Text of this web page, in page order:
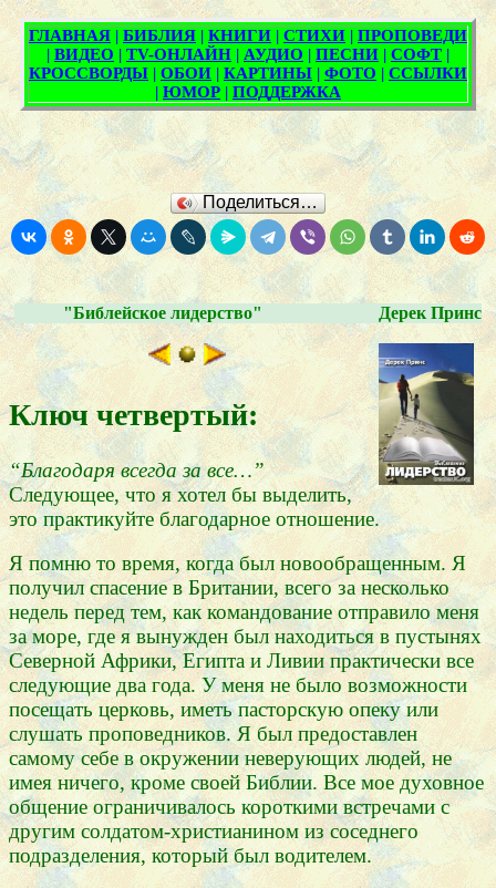
Поделиться…
"Библейское лидерство" Дерек Принс
Ключ четвертый:
“Благодаря всегда за все…”
Следующее, что я хотел бы выделить,
это практикуйте благодарное отношение.
Я помню то время, когда был новообращенным. Я
получил спасение в Британии, всего за несколько
недель перед тем, как командование отправило меня
за море, где я вынужден был находиться в пустынях
Северной Африки, Египта и Ливии практически все
следующие два года. У меня не было возможности
посещать церковь, иметь пасторскую опеку или
слушать проповедников. Я был предоставлен
самому себе в окружении неверующих людей, не
имея ничего, кроме своей Библии. Все мое духовное
общение ограничивалось короткими встречами с
другим солдатом-христианином из соседнего
подразделения, который был водителем.